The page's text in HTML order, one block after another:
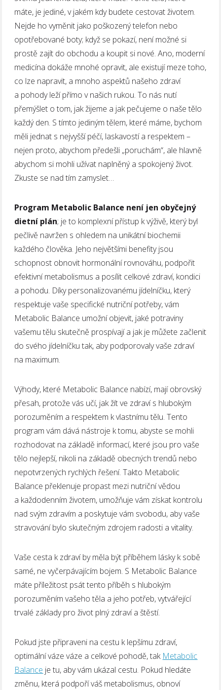
máte, je jediné, v jakém kdy budete cestovat životem.
Nejde ho vyměnit jako poškozený telefon nebo
opotřebované boty; když se pokazí, není možné si
prostě zajít do obchodu a koupit si nové. Ano, moderní
medicína dokáže mnohé opravit, ale existují meze toho,
co lze napravit, a mnoho aspektů našeho zdraví
a pohody leží přímo v našich rukou. To nás nutí
přemýšlet o tom, jak žijeme a jak pečujeme o naše tělo
každý den. S tímto jediným tělem, které máme, bychom
měli jednat s nejvyšší péčí, laskavostí a respektem –
nejen proto, abychom předešli „poruchám“, ale hlavně
abychom si mohli užívat naplněný a spokojený život.
Zkuste se nad tím zamyslet…
Program Metabolic Balance není jen obyčejný
dietní plán; je to komplexní přístup k výživě, který byl
pečlivě navržen s ohledem na unikátní biochemii
každého člověka. Jeho největšími benefity jsou
schopnost obnovit hormonální rovnováhu, podpořit
efektivní metabolismus a posílit celkové zdraví, kondici
a pohodu. Díky personalizovanému jídelníčku, který
respektuje vaše specifické nutriční potřeby, vám
Metabolic Balance umožní objevit, jaké potraviny
vašemu tělu skutečně prospívají a jak je můžete začlenit
do svého jídelníčku tak, aby podporovaly vaše zdraví
na maximum.
Výhody, které Metabolic Balance nabízí, mají obrovský
přesah, protože vás učí, jak žít ve zdraví s hlubokým
porozuměním a respektem k vlastnímu tělu. Tento
program vám dává nástroje k tomu, abyste se mohli
rozhodovat na základě informací, které jsou pro vaše
tělo nejlepší, nikoli na základě obecných trendů nebo
nepotvrzených rychlých řešení. Takto Metabolic
Balance překlenuje propast mezi nutriční vědou
a každodenním životem, umožňuje vám získat kontrolu
nad svým zdravím a poskytuje vám svobodu, aby vaše
stravování bylo skutečným zdrojem radosti a vitality.
Vaše cesta k zdraví by měla být příběhem lásky k sobě
samé, ne vyčerpávajícím bojem. S Metabolic Balance
máte příležitost psát tento příběh s hlubokým
porozuměním vašeho těla a jeho potřeb, vytvářející
trvalé základy pro život plný zdraví a štěstí.
Pokud jste připraveni na cestu k lepšímu zdraví,
optimální váze váze a celkové pohodě, tak Metabolic
Balance je tu, aby vám ukázal cestu. Pokud hledáte
změnu, která podpoří váš metabolismus, obnoví